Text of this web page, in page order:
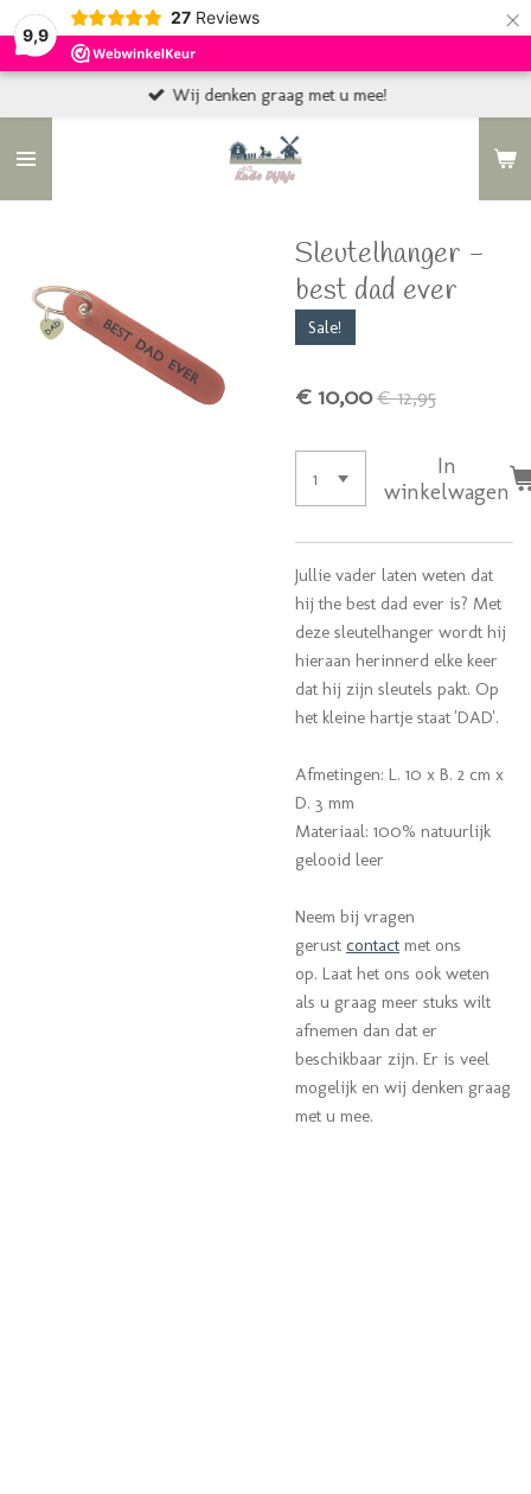
9,9
27 Reviews ×
Wij denken graag met u mee!
Sleutelhanger -
best dad ever
Sale!
€ 10,00 € 12,95
In
winkelwagen
Jullie vader laten weten dat
hij the best dad ever is? Met
deze sleutelhanger wordt hij
hieraan herinnerd elke keer
dat hij zijn sleutels pakt. Op
het kleine hartje staat 'DAD'.
Afmetingen: L. 10 x B. 2 cm x
D. 3 mm
Materiaal: 100% natuurlijk
gelooid leer
Neem bij vragen
gerust contact met ons
op. Laat het ons ook weten
als u graag meer stuks wilt
afnemen dan dat er
beschikbaar zijn. Er is veel
mogelijk en wij denken graag
met u mee.